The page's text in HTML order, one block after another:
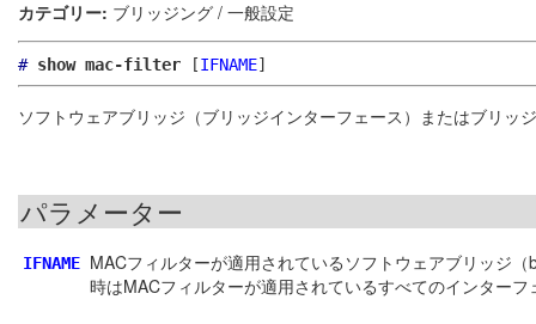
カテゴリー: ブリッジング / 一般設定
# show mac-filter [IFNAME]
ソフトウェアブリッジ（ブリッジインターフェース）またはブリ
パラメーター
IFNAME MACフィルターが適用されているソフトウェアブリッジ
時はMACフィルターが適用されているすべてのインター